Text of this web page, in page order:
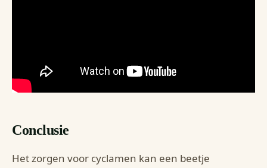
Conclusie
Het zorgen voor cyclamen kan een beetje